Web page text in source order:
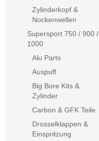
Zylinderkopf &
Nockenwellen
Supersport 750 / 900 /
1000
Alu Parts
Auspuff
Big Bore Kits &
Zylinder
Carbon & GFK Teile
Drosselklappen &
Einspritzung